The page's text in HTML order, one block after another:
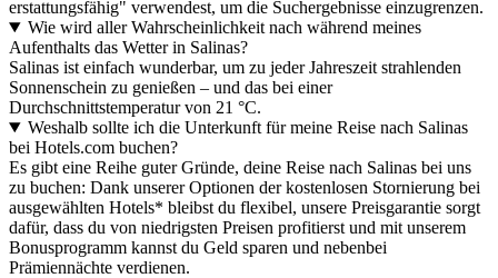
erstattungsfähig" verwendest, um die Suchergebnisse einzugrenzen.
Wie wird aller Wahrscheinlichkeit nach während meines
Aufenthalts das Wetter in Salinas?
Salinas ist einfach wunderbar, um zu jeder Jahreszeit strahlenden
Sonnenschein zu genießen – und das bei einer
Durchschnittstemperatur von 21 °C.
Weshalb sollte ich die Unterkunft für meine Reise nach Salinas
bei Hotels.com buchen?
Es gibt eine Reihe guter Gründe, deine Reise nach Salinas bei uns
zu buchen: Dank unserer Optionen der kostenlosen Stornierung bei
ausgewählten Hotels* bleibst du flexibel, unsere Preisgarantie sorgt
dafür, dass du von niedrigsten Preisen profitierst und mit unserem
Bonusprogramm kannst du Geld sparen und nebenbei
Prämiennächte verdienen.